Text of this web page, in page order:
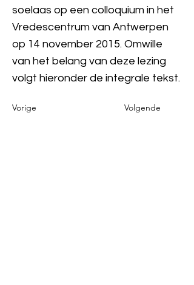
soelaas op een colloquium in het
Vredescentrum van Antwerpen
op 14 november 2015. Omwille
van het belang van deze lezing
volgt hieronder de integrale tekst.
Vorige Volgende